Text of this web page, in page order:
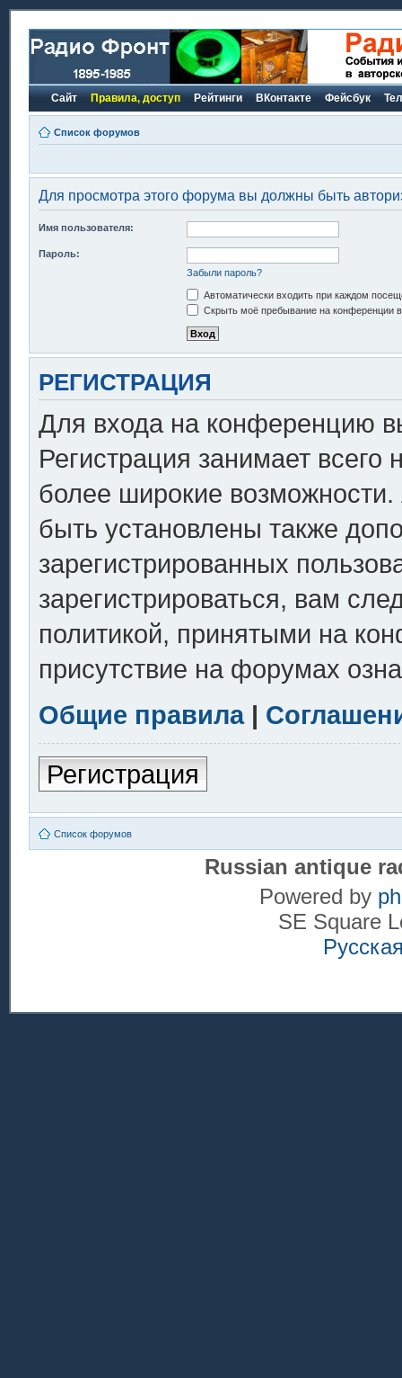
Сайт Правила, доступ Рейтинги ВКонтакте Фейсбук
Список форумов
Для просмотра этого форума вы должны быть
Имя пользователя:
Пароль:
Забыли пароль?
Автоматически входить при каждом
Скрыть моё пребывание на конференции в
РЕГИСТРАЦИЯ
Для входа на конференцию
Регистрация занимает всего
более широкие
быть установлены также
зарегистрированных
зарегистрироваться, вам
политикой, принятыми на
присутствие на форумах
Общие правила|
Регистрация
Список форумов
Russian antique
Powered by
SE Square